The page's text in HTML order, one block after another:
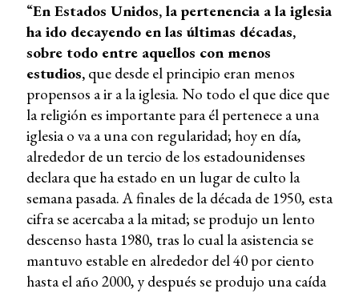
“En Estados Unidos, la pertenencia a la iglesia
ha ido decayendo en las últimas décadas,
sobre todo entre aquellos con menos
estudios,que desde el principio eran menos
propensos a ir a la iglesia. No todo el que dice que
la religión es importante para él pertenece a una
iglesia o va a una con regularidad; hoy en día,
alrededor de un tercio de los estadounidenses
declara que ha estado en un lugar de culto la
semana pasada. A finales de la década de 1950, esta
cifra se acercaba a la mitad; se produjo un lento
descenso hasta 1980, tras lo cual la asistencia se
mantuvo estable en alrededor del 40 por ciento
hasta el año 2000, y después se produjo una caída